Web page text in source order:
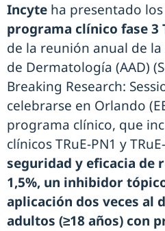
Incyte ha presentado
programa clínico fase 3
de la reunión anual de
de Dermatología (AAD)
Breaking Research:
celebrarse en Orlando
programa clínico, que
clínicos TRuE-PN1 y
seguridad y eficacia de
1,5%, un inhibidor
aplicación dos veces al
adultos (≥18 años) con